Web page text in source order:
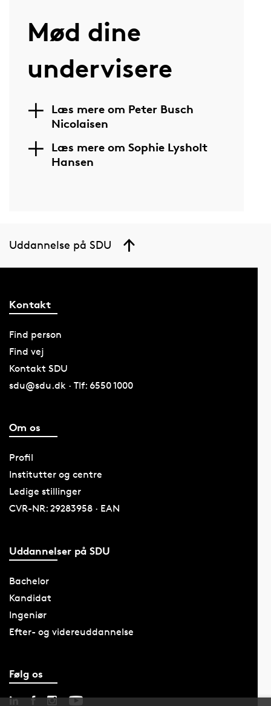
Mød dine
undervisere
Læs mere om Peter Busch
Nicolaisen
Læs mere om Sophie Lysholt
Hansen
Uddannelse på SDU
Kontakt
Find person
Find vej
Kontakt SDU
sdu@sdu.dk · Tlf: 6550 1000
Om os
Profil
Institutter og centre
Ledige stillinger
CVR-NR: 29283958 · EAN
Uddannelser på SDU
Bachelor
Kandidat
Ingeniør
Efter- og videreuddannelse
Følg os